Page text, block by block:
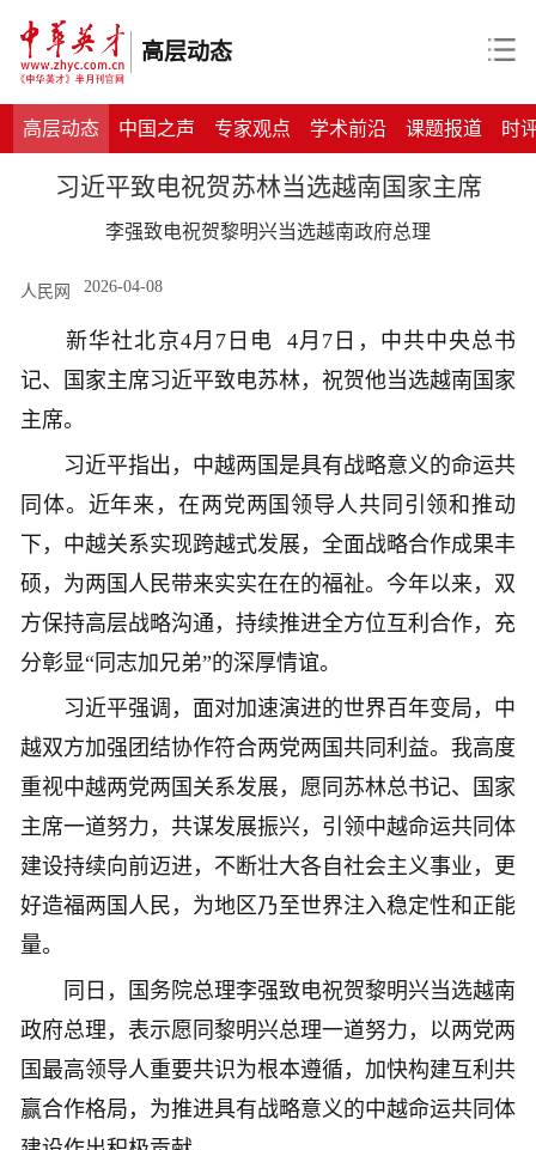
高层动态
高层动态 中国之声 专家观点 学术前沿 课题报道 时
习近平致电祝贺苏林当选越南国家主席
李强致电祝贺黎明兴当选越南政府总理
人民网 2026-04-08
新华社北京4月7日电 4月7日，中共中央总书
记、国家主席习近平致电苏林，祝贺他当选越南国家
主席。
习近平指出，中越两国是具有战略意义的命运共
同体。近年来，在两党两国领导人共同引领和推动
下，中越关系实现跨越式发展，全面战略合作成果丰
硕，为两国人民带来实实在在的福祉。今年以来，双
方保持高层战略沟通，持续推进全方位互利合作，充
分彰显“同志加兄弟”的深厚情谊。
习近平强调，面对加速演进的世界百年变局，中
越双方加强团结协作符合两党两国共同利益。我高度
重视中越两党两国关系发展，愿同苏林总书记、国家
主席一道努力，共谋发展振兴，引领中越命运共同体
建设持续向前迈进，不断壮大各自社会主义事业，更
好造福两国人民，为地区乃至世界注入稳定性和正能
量。
同日，国务院总理李强致电祝贺黎明兴当选越南
政府总理，表示愿同黎明兴总理一道努力，以两党两
国最高领导人重要共识为根本遵循，加快构建互利共
赢合作格局，为推进具有战略意义的中越命运共同体